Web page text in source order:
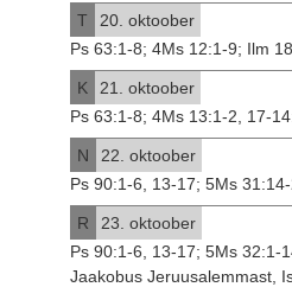
T
20. oktoober
Ps 63:1-8; 4Ms 12:1-9; Ilm
K
21. oktoober
Ps 63:1-8; 4Ms 13:1-2, 17-
N
22. oktoober
Ps 90:1-6, 13-17; 5Ms
R
23. oktoober
Ps 90:1-6, 13-17; 5Ms 32:1-
Jaakobus Jeruusalemmast,